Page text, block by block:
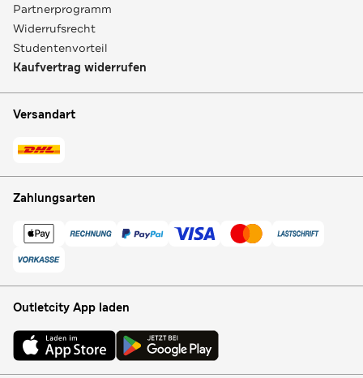
Partnerprogramm
Widerrufsrecht
Studentenvorteil
Kaufvertrag widerrufen
Versandart
Zahlungsarten
Outletcity App laden